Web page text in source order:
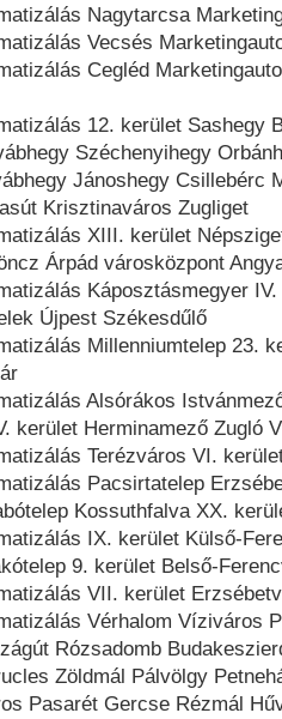
Nagytarcsa
Vecsés
Cegléd
12. kerület Sashegy
Széchenyihegy
Jánoshegy Csillebérc
Krisztinaváros Zugliget
XIII. kerület
Árpád városközpont
Káposztásmegyer
Újpest Székesdűlő
Millenniumtelep 23.
Alsórákos
kerület Herminamező Zugló
Terézváros VI.
Pacsirtatelep
Kossuthfalva XX.
IX. kerület Külső-
9. kerület Belső-
VII. kerület
Vérhalom Víziváros
Rózsadomb
Zöldmál Pálvölgy
Pasarét Gercse Rézmál